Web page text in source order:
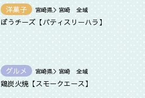
洋菓子 宮崎県＞宮崎 全域
ぼうチーズ【パティスリーハラ】
グルメ 宮崎県＞宮崎 全域
鶏炭火焼【スモークエース】